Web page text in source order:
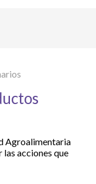
Agroalimentaria
acciones que